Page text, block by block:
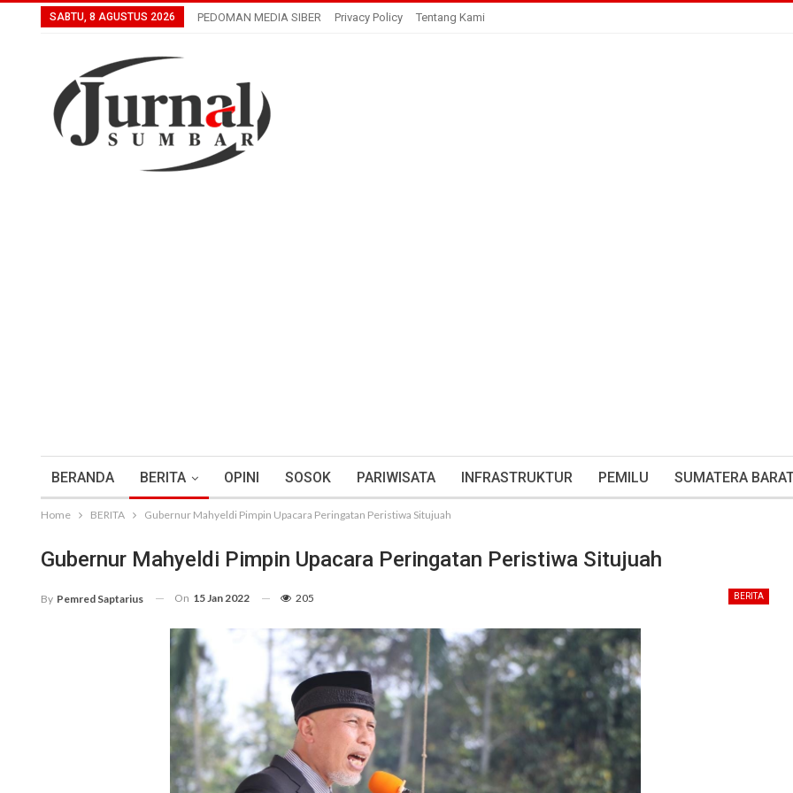
SABTU, 8 AGUSTUS 2026 PEDOMAN MEDIA SIBER Privacy Policy Tentang Kami
BERANDA BERITA OPINI SOSOK PARIWISATA INFRASTRUKTUR PEMILU SUMATERA
Home BERITA Gubernur Mahyeldi Pimpin Upacara Peringatan Peristiwa Situjuah
Gubernur Mahyeldi Pimpin Upacara Peringatan Peristiwa Situjuah
BERITA
By Pemred Saptarius On 15 Jan 2022 205